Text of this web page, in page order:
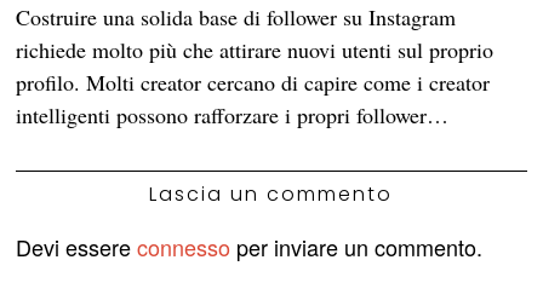
Costruire una solida base di follower su Instagram
richiede molto più che attirare nuovi utenti sul proprio
profilo. Molti creator cercano di capire come i creator
intelligenti possono rafforzare i propri follower…
Lascia un commento
Devi essereconnesso per inviare un commento.